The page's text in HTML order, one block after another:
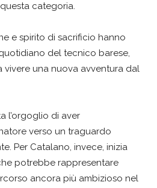
categoria.
e spirito di sacrificio hanno
del tecnico barese,
vivere una nuova avventura dal
l’orgoglio di aver
verso un traguardo
Per Catalano, invece, inizia
potrebbe rappresentare
ancora più ambizioso nel